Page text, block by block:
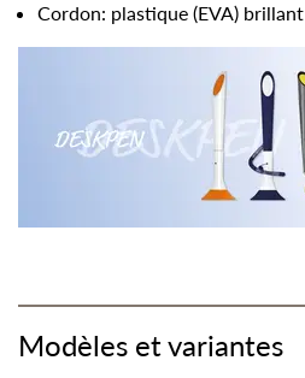
Cordon: plastique (EVA) brillant
Modèles et variantes